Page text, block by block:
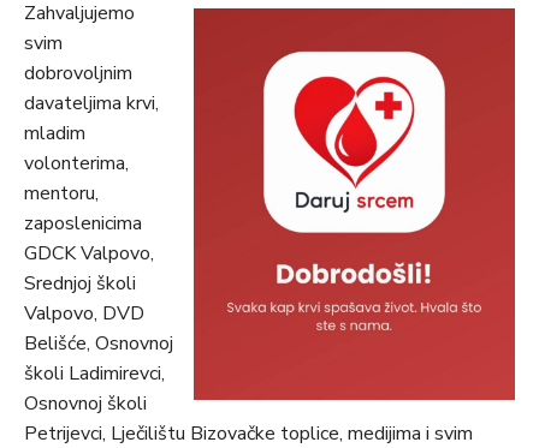
Zahvaljujemo
svim
dobrovoljnim
davateljima krvi,
mladim
volonterima,
mentoru,
zaposlenicima
GDCK Valpovo,
Srednjoj školi
Valpovo, DVD
Belišće, Osnovnoj
školi Ladimirevci,
Osnovnoj školi
Petrijevci, Lječilištu Bizovačke toplice, medijima i svim